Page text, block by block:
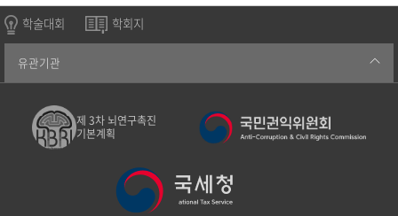
학술대회 학회지
유관기관
제 3차 뇌연구촉진
기본계획